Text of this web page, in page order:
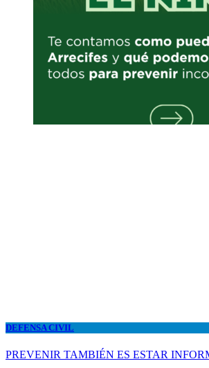
DEFENSA CIVIL
PREVENIR TAMBIÉN ES ESTAR